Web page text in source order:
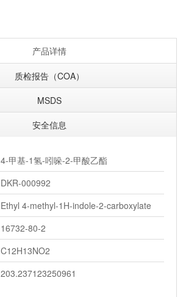
产品详情
质检报告（COA）
MSDS
安全信息
4-甲基-1氢-吲哚-2-甲酸乙酯
DKR-000992
Ethyl 4-methyl-1H-indole-2-carboxylate
16732-80-2
C12H13NO2
203.237123250961